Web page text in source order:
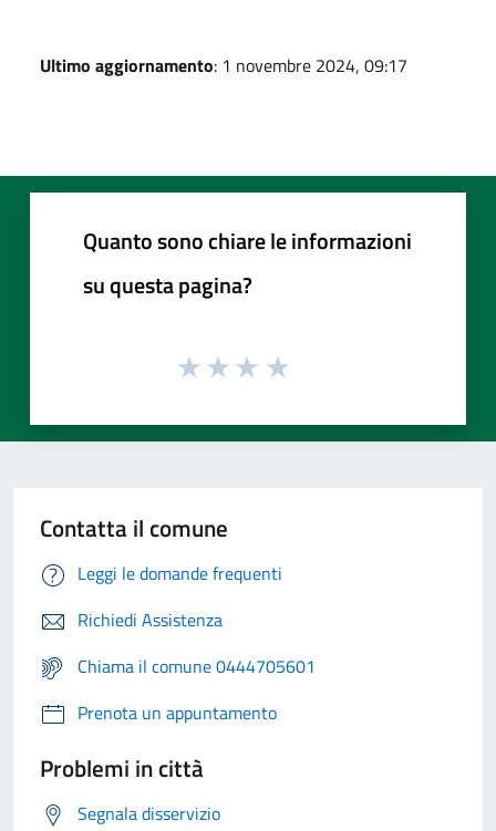
Ultimo aggiornamento: 1 novembre 2024, 09:17
Quanto sono chiare le informazioni
su questa pagina?
Contatta il comune
Leggi le domande frequenti
Richiedi Assistenza
Chiama il comune 0444705601
Prenota un appuntamento
Problemi in città
Segnala disservizio